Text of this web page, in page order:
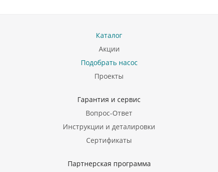
Каталог
Акции
Подобрать насос
Проекты
Гарантия и сервис
Вопрос-Ответ
Инструкции и деталировки
Сертификаты
Партнерская программа